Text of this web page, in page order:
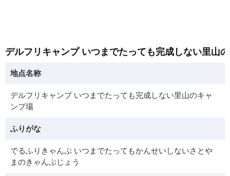
デルフリキャンプ いつまでたっても完成しない里山
地点名称
デルフリキャンプ いつまでたっても完成しない里山のキャ
ンプ場
ふりがな
でるふりきゃんぷ いつまでたってもかんせいしないさとや
まのきゃんぷじょう